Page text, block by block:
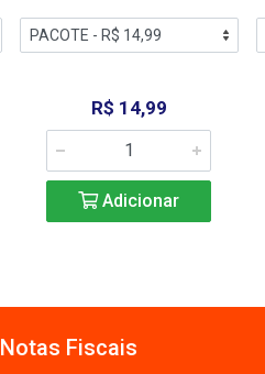
R$ 14,99
Adicionar
Notas Fiscais